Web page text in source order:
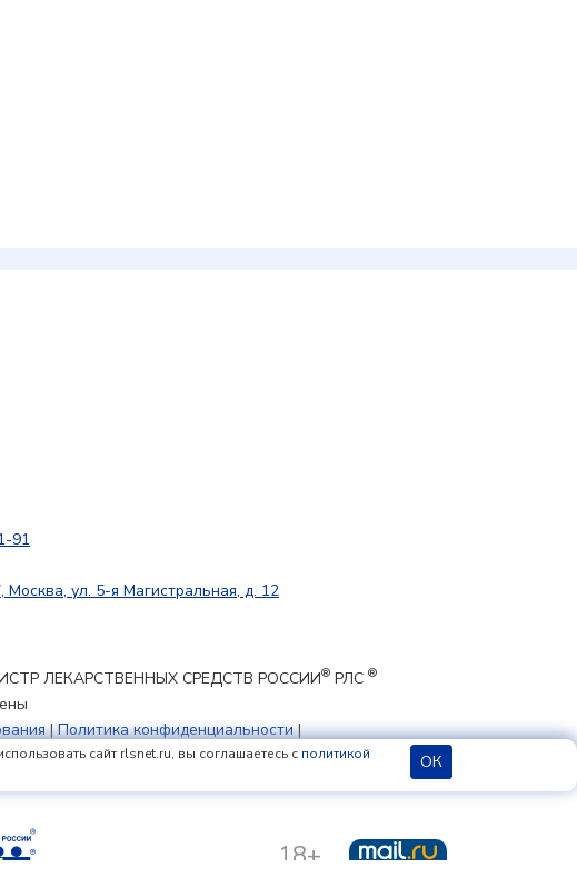
91
Москва, ул. 5-я Магистральная, д. 12
ЛЕКАРСТВЕННЫХ СРЕДСТВ РОССИИ® РЛС ®
|Политика конфиденциальности|
файлов cookie
18+
сайт rlsnet.ru, вы соглашаетесь с политикой
ОК